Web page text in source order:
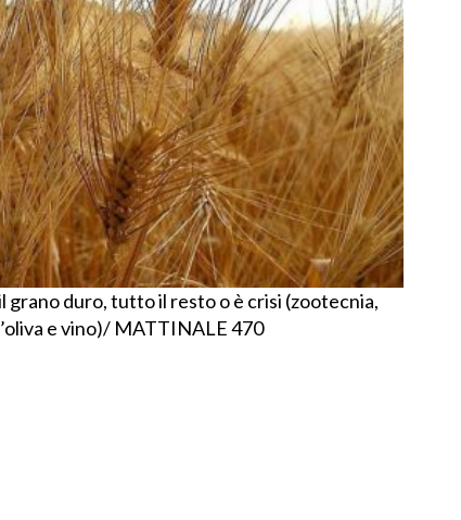
grano duro, tutto il resto o è crisi (zootecnia,
e vino)/ MATTINALE 470